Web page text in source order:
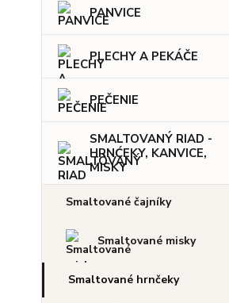
PANVICE
PLECHY A PEKÁČE
PEČENIE
SMALTOVANÝ RIAD -
HRNĆEKY, KANVICE,
MISKY
Smaltované čajníky
Smaltované misky
Smaltované hrnčeky